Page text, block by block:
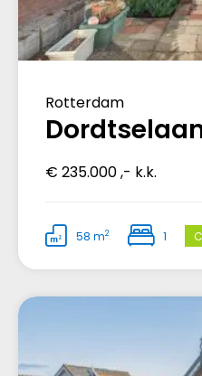
Rotterdam
€ 235.000 ,- k.k.
58 m2 1 C